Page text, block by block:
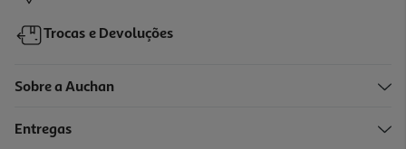
Trocas e Devoluções
Sobre a Auchan
Entregas